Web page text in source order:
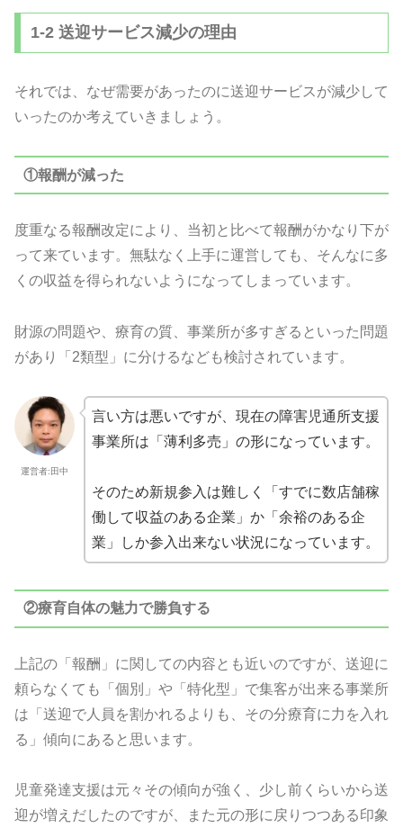
1-2 送迎サービス減少の理由
それでは、なぜ需要があったのに送迎サービスが減少して
いったのか考えていきましょう。
①報酬が減った
度重なる報酬改定により、当初と比べて報酬がかなり下が
って来ています。無駄なく上手に運営しても、そんなに多
くの収益を得られないようになってしまっています。
財源の問題や、療育の質、事業所が多すぎるといった問題
があり「2類型」に分けるなども検討されています。
運営者:田中
言い方は悪いですが、現在の障害児通所支援
事業所は「薄利多売」の形になっています。
そのため新規参入は難しく「すでに数店舗稼
働して収益のある企業」か「余裕のある企
業」しか参入出来ない状況になっています。
②療育自体の魅力で勝負する
上記の「報酬」に関しての内容とも近いのですが、送迎に
頼らなくても「個別」や「特化型」で集客が出来る事業所
は「送迎で人員を割かれるよりも、その分療育に力を入れ
る」傾向にあると思います。
児童発達支援は元々その傾向が強く、少し前くらいから送
迎が増えだしたのですが、また元の形に戻りつつある印象